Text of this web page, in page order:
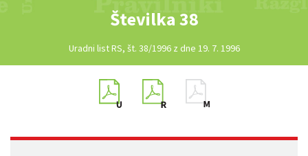
Številka 38
Uradni list RS, št. 38/1996 z dne 19. 7. 1996